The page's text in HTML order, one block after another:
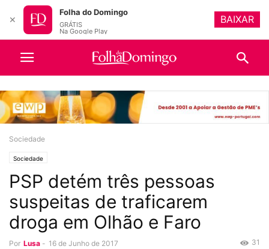
Sociedade
Sociedade
PSP detém três pessoas
suspeitas de traficarem
droga em Olhão e Faro
Por Lusa - 16 de Junho de 2017 31
✕
Folha do Domingo
GRÁTIS
Na Google Play
BAIXAR